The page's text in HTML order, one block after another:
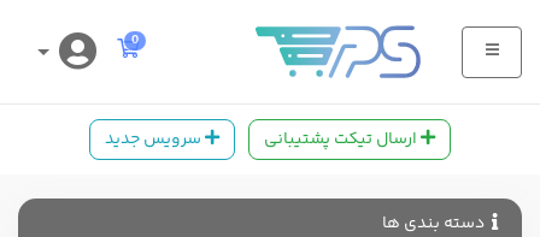
0 کارت
ارسال تیکت پشتیبانی سرویس جدید
دسته بندی ها